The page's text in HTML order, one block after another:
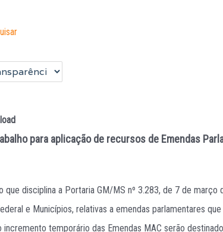
para aplicação de recursos de Emendas
que disciplina a Portaria GM/MS nº 3.283, de 7 de
e Municípios, relativas a emendas parlamentares
incremento temporário das Emendas MAC serão